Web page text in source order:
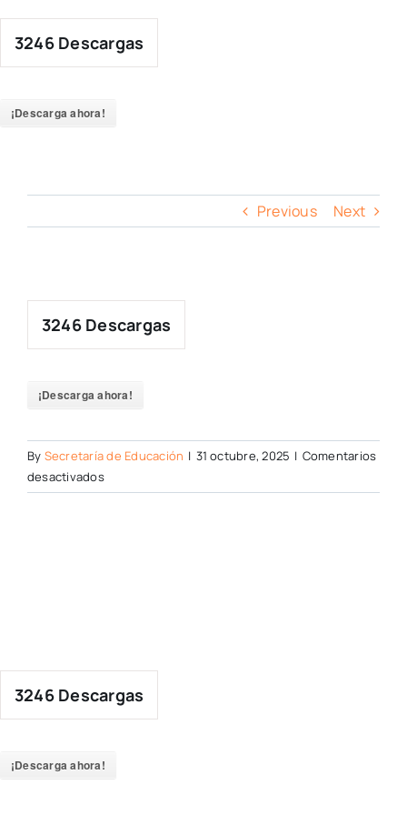
content
3246Descargas
¡Descarga ahora!
Previous Next
3246Descargas
¡Descarga ahora!
By Secretaría de Educación | 31 octubre, 2025 | Comentarios
desactivadosen
3246Descargas
¡Descarga ahora!